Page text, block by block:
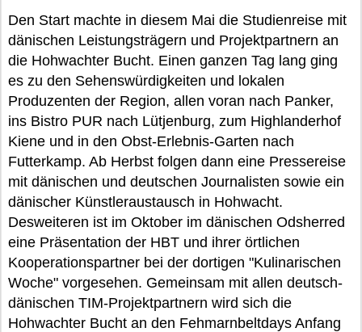
Den Start machte in diesem Mai die Studienreise mit
dänischen Leistungsträgern und Projektpartnern an
die Hohwachter Bucht. Einen ganzen Tag lang ging
es zu den Sehenswürdigkeiten und lokalen
Produzenten der Region, allen voran nach Panker,
ins Bistro PUR nach Lütjenburg, zum Highlanderhof
Kiene und in den Obst-Erlebnis-Garten nach
Futterkamp. Ab Herbst folgen dann eine Pressereise
mit dänischen und deutschen Journalisten sowie ein
dänischer Künstleraustausch in Hohwacht.
Desweiteren ist im Oktober im dänischen Odsherred
eine Präsentation der HBT und ihrer örtlichen
Kooperationspartner bei der dortigen "Kulinarischen
Woche" vorgesehen. Gemeinsam mit allen deutsch-
dänischen TIM-Projektpartnern wird sich die
Hohwachter Bucht an den Fehmarnbeltdays Anfang